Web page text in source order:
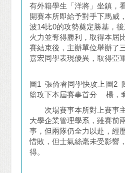
有外籍學生「洋將」坐鎮，
開賽本所即給予對手下馬威
波14比0的攻勢奠定勝基，
火力並奪得勝利，取得本屆
賽結束後，主辦單位舉辦了
嘉宏同學表現優異，取得亞
圖1 張倚睿同學快攻上
籃攻下本屆賽事首分
圖2
楊，
次場賽事本所對上賽事
大學企業管理學系，雖賽前
事，但兩隊仍全力以赴，經
惜敗，但士氣絲毫未受影響
得。